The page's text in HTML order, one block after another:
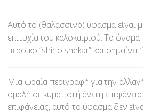
Αυτό το (θαλασσινό) ύφασμα είναι
επιτυχία του καλοκαιριού. Το
περσικό “shir o shekar” και σημαίνει
Μια ωραία περιγραφή για την
ομαλή σε κυματιστή άνετη
επιφάνειας, αυτό το ύφασμα δεν